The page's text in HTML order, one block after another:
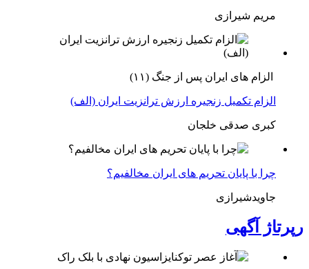
مریم شیرازی
الزام های ایران پس از جنگ (۱۱)
الزام تکمیل زنجیره ارزش ترانزیت ایران (الف)
کبری صدقی خلجان
چرا با پایان تحریم های ایران مخالفیم؟
جاویدشیرازی
رپرتاژ آگهی